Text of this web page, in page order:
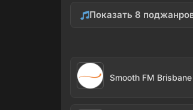
Показать 8
Love SongsSmooth FM